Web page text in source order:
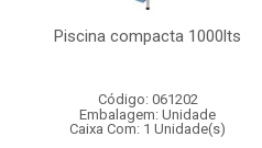
Piscina compacta 1000lts
Código: 061202
Embalagem: Unidade
Caixa Com: 1 Unidade(s)